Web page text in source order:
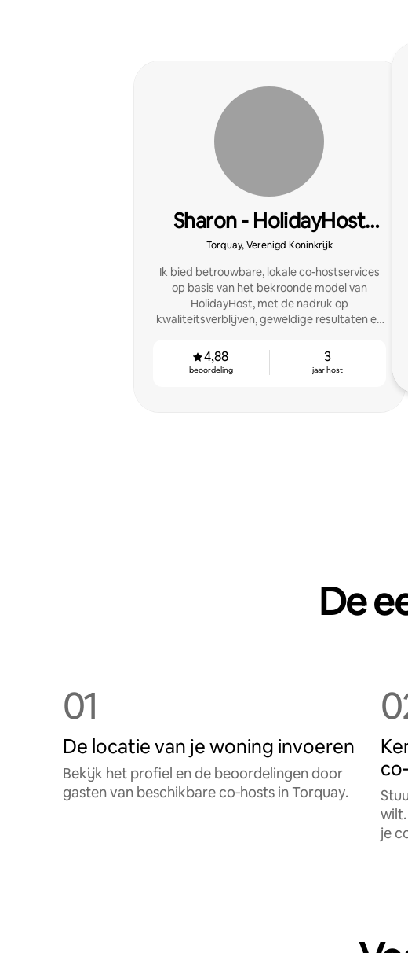
Sharon - HolidayHost
Torbay
Torquay, Verenigd Koninkrijk
Ik bied betrouwbare, lokale co-hostservices
op basis van het bekroonde model van
HolidayHost, met de nadruk op
kwaliteitsverblijven, geweldige resultaten en
4,88
beoordeling
3
jaar host
De
01
De locatie van je woning invoeren
Bekijk het profiel en de beoordelingen door
gasten van beschikbare co‑hosts in Torquay.
je